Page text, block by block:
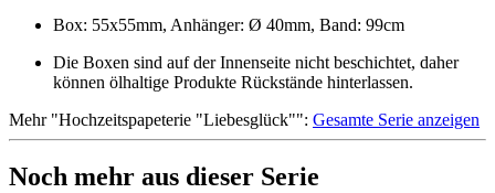
Box: 55x55mm, Anhänger: Ø 40mm, Band: 99cm
Die Boxen sind auf der Innenseite nicht beschichtet, daher
können ölhaltige Produkte Rückstände hinterlassen.
Mehr"Hochzeitspapeterie "Liebesglück"": Gesamte Serie anzeigen
Noch mehr aus dieser Serie